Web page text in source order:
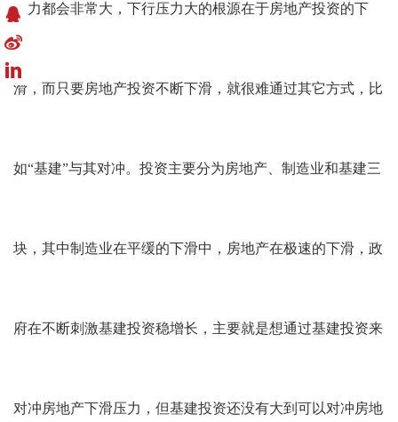
压力都会非常大，下行压力大的根源在于房地产投资的下
滑，而只要房地产投资不断下滑，就很难通过其它方式，比
如“基建”与其对冲。投资主要分为房地产、制造业和基建三
块，其中制造业在平缓的下滑中，房地产在极速的下滑，政
府在不断刺激基建投资稳增长，主要就是想通过基建投资来
对冲房地产下滑压力，但基建投资还没有大到可以对冲房地